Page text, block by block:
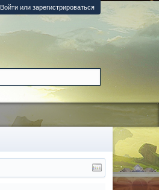
Войти или зарегистрироваться